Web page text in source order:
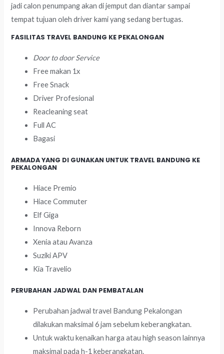
jadi calon penumpang akan di jemput dan diantar sampai
tempat tujuan oleh driver kami yang sedang bertugas.
FASILITAS TRAVEL BANDUNG KE PEKALONGAN
Door to door Service
Free makan 1x
Free Snack
Driver Profesional
Reacleaning seat
Full AC
Bagasi
ARMADA YANG DI GUNAKAN UNTUK TRAVEL BANDUNG KE
PEKALONGAN
Hiace Premio
Hiace Commuter
Elf Giga
Innova Reborn
Xenia atau Avanza
Suziki APV
Kia Travelio
PERUBAHAN JADWAL DAN PEMBATALAN
Perubahan jadwal travel Bandung Pekalongan
dilakukan maksimal 6 jam sebelum keberangkatan.
Untuk waktu kenaikan harga atau high season lainnya
maksimal pada h-1 keberangkatan.